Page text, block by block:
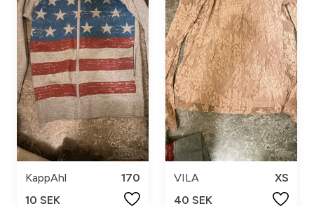
KappAhl
170
10 SEK
VILA
XS
40 SEK